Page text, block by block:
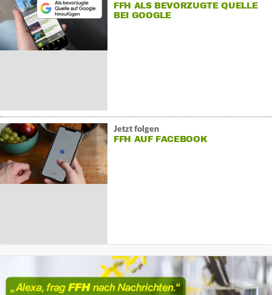
FFH ALS BEVORZUGTE QUELLE
BEI GOOGLE
Jetzt folgen
FFH AUF FACEBOOK